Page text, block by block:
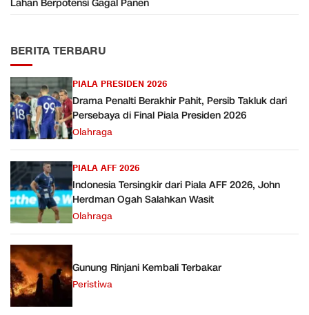
Lahan Berpotensi Gagal Panen
BERITA TERBARU
PIALA PRESIDEN 2026
Drama Penalti Berakhir Pahit, Persib Takluk dari
Persebaya di Final Piala Presiden 2026
Olahraga
PIALA AFF 2026
Indonesia Tersingkir dari Piala AFF 2026, John
Herdman Ogah Salahkan Wasit
Olahraga
Gunung Rinjani Kembali Terbakar
Peristiwa